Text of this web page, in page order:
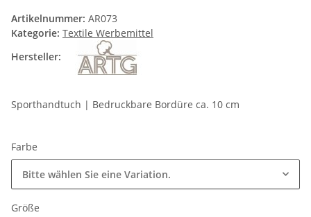
Artikelnummer: AR073
Kategorie: Textile Werbemittel
Hersteller:
Sporthandtuch | Bedruckbare Bordüre ca. 10 cm
Farbe
Bitte wählen Sie eine Variation.
Größe